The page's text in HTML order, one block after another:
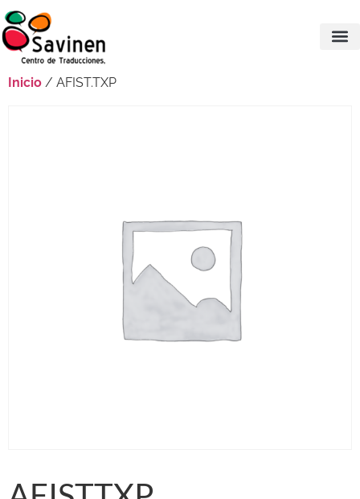
Inicio / AFIST.TXP